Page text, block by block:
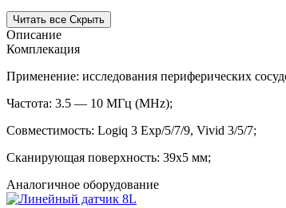
Читать все Скрыть
Описание
Комплекация
Применение: исследования периферических
Частота: 3.5 — 10 МГц (MHz);
Совместимость: Logiq 3 Exp/5/7/9, Vivid 3/5/7;
Сканирующая поверхность: 39x5 мм;
Аналогичное оборудование